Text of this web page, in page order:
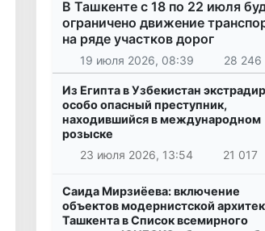
В Ташкенте с 18 по 22 июля
ограничено движение
на ряде участков дорог
19 июля 2026, 08:39 28 246
Из Египта в Узбекистан
особо опасный преступник,
находившийся в международном
розыске
23 июля 2026, 13:54
21 017
Саида Мирзиёева: включение
объектов модернистской
Ташкента в Список всемирного